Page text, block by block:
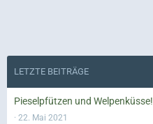
LETZTE BEITRÄGE
Pieselpfützen und Welpenküsse!
22. Mai 2021